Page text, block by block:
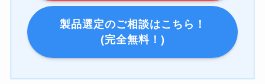
製品選定のご相談はこちら！
(完全無料！)